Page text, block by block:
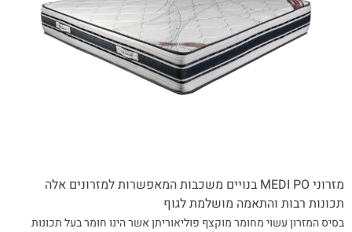
מזרוני MEDI PO בנויים משכבות המאפשרות למזרונים אלה
תכונות רבות והתאמה מושלמת לגוף
בסיס המזרון עשוי מחומר מוקצף פוליאוריתן אשר הינו חומר בעל תכונות